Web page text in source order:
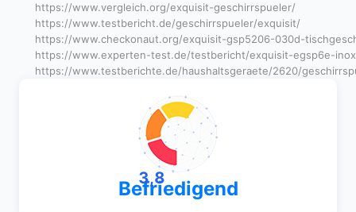
https://www.vergleich.org/exquisit-geschirrspueler/
https://www.testbericht.de/geschirrspueler/exquisit/
https://www.checkonaut.org/exquisit-gsp5206-030d-
https://www.experten-test.de/testbericht/exquisit-egsp6e-
https://www.testberichte.de/haushaltsgeraete/2620/
3,8
Befriedigend